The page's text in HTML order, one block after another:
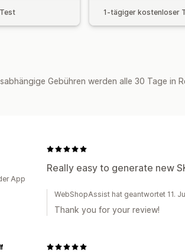
1-tägiger kostenloser
Gebühren werden alle 30 Tage in
Really easy to generate new
App
WebShopAssist hat geantwortet 11.
Thank you for your review!